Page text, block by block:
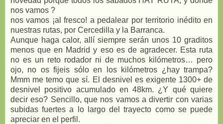
nos vamos ?
nos vamos ¡al fresco! a pedalear por territorio inédito en
nuestras rutas, por Cercedilla y la Barranca.
Aunque haga calor, allí siempre serán unos 10 graditos
menos que en Madrid y eso es de agradecer. Esta ruta
no es un reto rodador ni de muchos kilómetros… pero
ojo, no os fijeis sólo en los kilómetros ¿hay trampa?
Mmm me temo que sí. El desnivel es exigente 1300+ de
desnivel positivo acumulado en 48km. ¿Y qué quiere
decir eso? Sencillo, que nos vamos a divertir con varias
subidas fuertes a lo largo del trayecto como se puede
apreciar en el perfil.